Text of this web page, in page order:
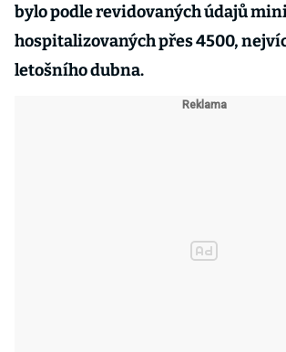
bylo podle revidovaných údajů
hospitalizovaných přes 4500,
letošního dubna.